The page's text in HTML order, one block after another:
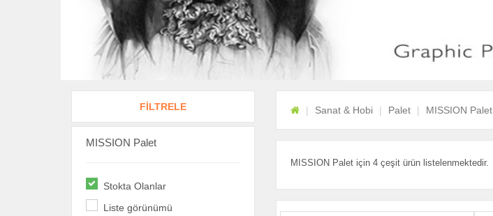
FİLTRELE
MISSION Palet
Stokta Olanlar
Liste görünümü
Sanat & Hobi Palet MISSION Palet
MISSION Palet için 4 çeşit ürün listelenmektedir.